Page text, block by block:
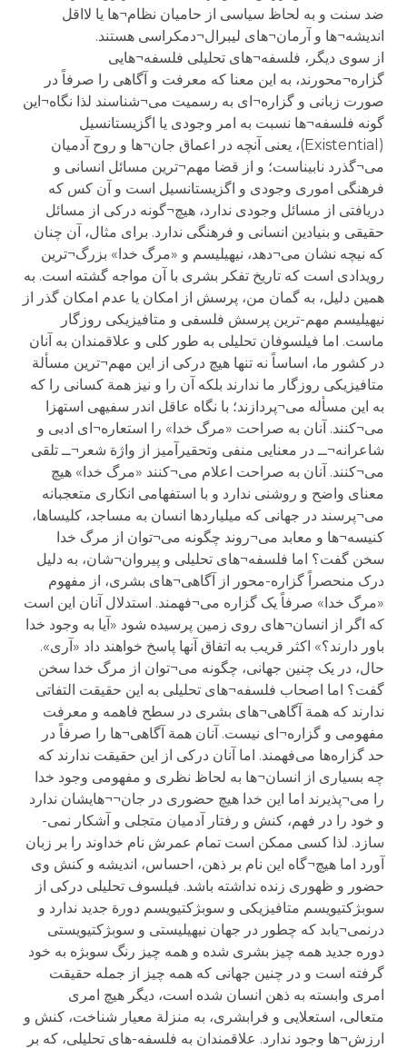
ضد سنت و به لحاظ سیاسی از حامیان نظام¬ها یا لااقل
اندیشه¬ها و آرمان¬های لیبرال¬دمکراسی هستند.
از سوی دیگر، فلسفه¬های تحلیلی فلسفه¬هایی
گزاره¬محورند، به این معنا که معرفت و آگاهی را صرفاً در
صورت زبانی و گزاره¬ای به رسمیت می¬شناسند لذا نگاه¬این
گونه فلسفه¬ها نسبت به امر وجودی یا اگزیستانسیل
(Existential)، یعنی آنچه در اعماق جان¬ها و روح آدمیان
می¬گذرد نابیناست؛ و از قضا مهم¬ترین مسائل انسانی و
فرهنگی اموری وجودی و اگزیستانسیل است و آن کس که
دریافتی از مسائل وجودی ندارد، هیچ¬گونه درکی از مسائل
حقیقی و بنیادین انسانی و فرهنگی ندارد. برای مثال، آن چنان
که نیچه نشان می¬دهد، نیهیلیسم و «مرگ خدا» بزرگ¬ترین
رویدادی است که تاریخ تفکر بشری با آن مواجه گشته است. به
همین دلیل، به گمان من، پرسش از امکان یا عدم امکان گذر از
نیهیلیسم مهم-ترین پرسش فلسفی و متافیزیکی روزگار
ماست. اما فیلسوفان تحلیلی به طور کلی و علاقمندان به آنان
در کشور ما، اساساً نه تنها هیچ درکی از این مهم¬ترین مسألة
متافیزیکی روزگار ما ندارند بلکه آن را و نیز همة کسانی را که
به این مسأله می¬پردازند؛ با نگاه عاقل اندر سفیهی استهزا
می¬کنند. آنان به صراحت «مرگ خدا» را استعاره¬ای ادبی و
شاعرانه¬ــ در معنایی منفی وتحقیرآمیز از واژة شعر¬ــ تلقی
می¬کنند. آنان به صراحت اعلام می¬کنند «مرگ خدا» هیچ
معنای واضح و روشنی ندارد و با استفهامی انکاری متعجبانه
می¬پرسند در جهانی که میلیاردها انسان به مساجد، کلیساها،
کنیسه¬ها و معابد می¬روند چگونه می¬توان از مرگ خدا
سخن گفت؟ اما فلسفه¬های تحلیلی و پیروان¬شان، به دلیل
درک منحصراً گزاره-محور از آگاهی¬های بشری، از مفهوم
«مرگ خدا» صرفاً یک گزاره می¬فهمند. استدلال آنان این است
که اگر از انسان¬های روی زمین پرسیده شود «آیا به وجود خدا
باور دارند؟» اکثر قریب به اتفاق آنها پاسخ خواهند داد «آری».
حال، در یک چنین جهانی، چگونه می¬توان از مرگ خدا سخن
گفت؟ اما اصحاب فلسفه¬های تحلیلی به این حقیقت التفاتی
ندارند که همة آگاهی¬های بشری در سطح فاهمه و معرفت
مفهومی و گزاره¬ای نیست. آنان همة آگاهی¬ها را صرفاً در
حد گزاره‌ها می‌فهمند. اما آنان درکی از این حقیقت ندارند که
چه بسیاری از انسان¬ها به لحاظ نظری و مفهومی وجود خدا
را می¬پذیرند اما این خدا هیچ حضوری در جان¬¬هایشان ندارد
و خود را در فهم، کنش و رفتار آدمیان متجلی و آشکار نمی-
سازد. لذا کسی ممکن است تمام عمرش نام خداوند را بر زبان
آورد اما هیچ¬گاه این نام بر ذهن، احساس، اندیشه و کنش وی
حضور و ظهوری زنده نداشته باشد. فیلسوف تحلیلی درکی از
سوبژکتیویسم متافیزیکی و سوبژکتیویسم دورة جدید ندارد و
درنمی¬یابد که چطور در جهان نیهیلیستی و سوبژکتیویستی
دوره جدید همه چیز بشری شده و همه چیز رنگ سوبژه به خود
گرفته است و در چنین جهانی که همه چیز از جمله حقیقت
امری وابسته به ذهن انسان شده است، دیگر هیچ امری
متعالی، استعلایی و فرابشری، به منزلة معیار شناخت، کنش و
ارزش¬ها وجود ندارد. علاقمندان به فلسفه-های تحلیلی، که بر